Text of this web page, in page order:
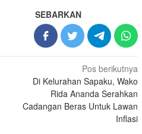
SEBARKAN
Pos berikutnya
Di Kelurahan Sapaku, Wako
Rida Ananda Serahkan
Cadangan Beras Untuk Lawan
Inflasi